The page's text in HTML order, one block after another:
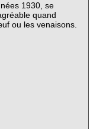
1930, se
quand
ou les venaisons.